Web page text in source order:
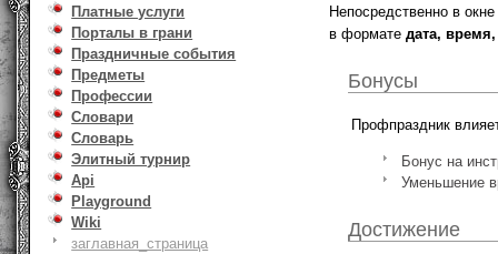
Платные услуги
Порталы в грани
Праздничные события
Предметы
Профессии
Словари
Словарь
Элитный турнир
Api
Playground
Wiki
заглавная_страница
Непосредственно в
в формате дата,
Бонусы
Профпраздник
Бонус на
Уменьшение
Достижение